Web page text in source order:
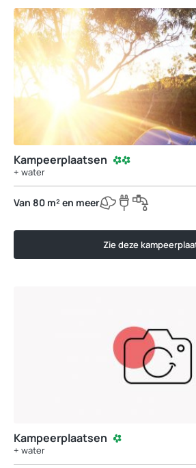
Kampeerplaatsen
+ water
Van 80 m² en meer
Zie deze
Kampeerplaatsen
+ water